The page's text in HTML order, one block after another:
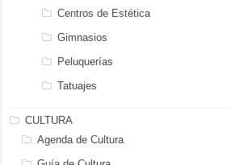
Centros de Estética
Gimnasios
Peluquerías
Tatuajes
CULTURA
Agenda de Cultura